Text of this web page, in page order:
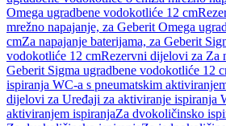
Omega ugradbene vodokotliće 12 cm
mrežno napajanje, za Geberit Omega
cmZa napajanje baterijama, za Geberit
vodokotliće 12 cmRezervni dijelovi za Za
Geberit Sigma ugradbene vodokotliće 12
ispiranja WC-a s pneumatskim
dijelovi za Uređaji za aktiviranje ispiranja
aktiviranjem ispiranjaZa dvokoličinsko